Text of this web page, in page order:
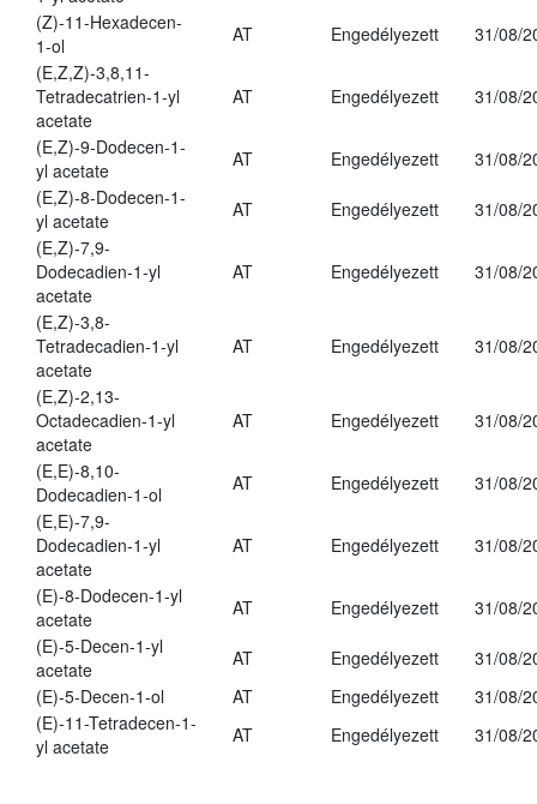
(Z)-11-Hexadecen-
1-ol
AT Engedélyezett
31/08/
(E,Z,Z)-3,8,11-
Tetradecatrien-1-yl
acetate
AT Engedélyezett 31/08/
(E,Z)-9-Dodecen-1-
yl acetate
AT Engedélyezett
31/08/
(E,Z)-8-Dodecen-1-
yl acetate
AT Engedélyezett
31/08/
(E,Z)-7,9-
Dodecadien-1-yl
acetate
AT Engedélyezett 31/08/
(E,Z)-3,8-
Tetradecadien-1-yl
acetate
AT Engedélyezett 31/08/
(E,Z)-2,13-
Octadecadien-1-yl
acetate
AT Engedélyezett 31/08/
(E,E)-8,10-
Dodecadien-1-ol
AT Engedélyezett
31/08/
(E,E)-7,9-
Dodecadien-1-yl
acetate
AT Engedélyezett 31/08/
(E)-8-Dodecen-1-yl
acetate
AT Engedélyezett
31/08/
(E)-5-Decen-1-yl
acetate
AT Engedélyezett
31/08/
(E)-5-Decen-1-ol
AT Engedélyezett
31/08/
(E)-11-Tetradecen-1-
yl acetate
AT Engedélyezett 31/08/